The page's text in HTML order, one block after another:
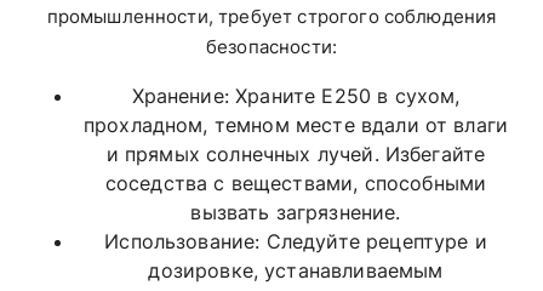
промышленности, требует строгого соблюдения
безопасности:
Хранение: Храните E250 в сухом,
прохладном, темном месте вдали от влаги
и прямых солнечных лучей. Избегайте
соседства с веществами, способными
вызвать загрязнение.
Использование: Следуйте рецептуре и
дозировке, устанавливаемым